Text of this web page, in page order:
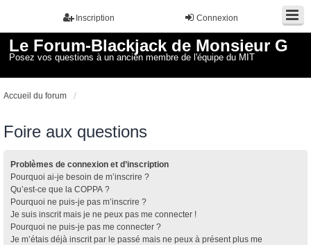
Connexion
Inscription
Le Forum-Blackjack de Monsieur G
Posez vos questions à un ancien membre de l'équipe du MIT
Accueil du forum
Foire aux questions
Problèmes de connexion et d’inscription
Pourquoi ai-je besoin de m’inscrire ?
Qu’est-ce que la COPPA ?
Pourquoi ne puis-je pas m’inscrire ?
Je suis inscrit mais je ne peux pas me connecter !
Pourquoi ne puis-je pas me connecter ?
Je m’étais déjà inscrit par le passé mais ne peux à présent plus me